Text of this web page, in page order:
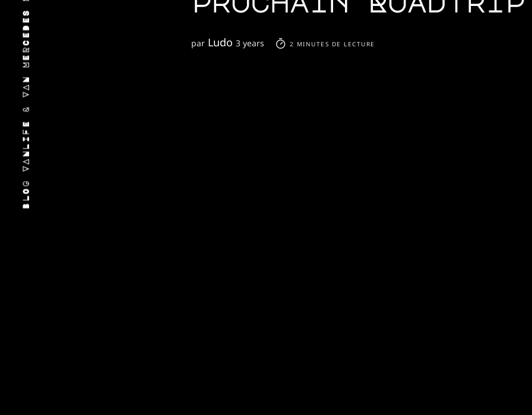
BLOG VANLIFE & VAN MERCEDES MARCO POLO par Ludo 3 years 2 MINUTES DE LECTURE